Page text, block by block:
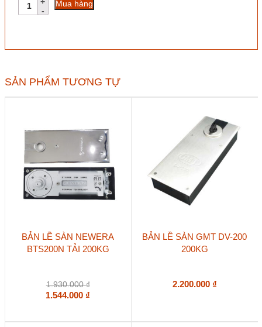
lượng
Mua hàng
SẢN PHẨM TƯƠNG TỰ
BẢN LỀ SÀN NEWERA
BTS200N TẢI 200KG
1.930.000₫
1.544.000 ₫
BẢN LỀ SÀN GMT DV-200
200KG
2.200.000 ₫